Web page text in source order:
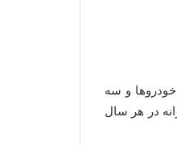
و سه
در هر سال